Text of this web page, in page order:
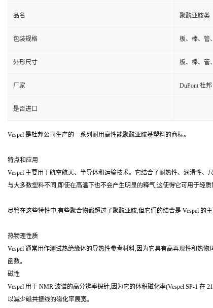
品名 聚酰亚胺类
包装规格 板、棒、管
外形尺寸 板、棒、管
厂家 DuPont 杜邦
是否进口
Vespel 是杜邦公司生产的一系列耐用高性能聚酰亚胺基塑料的商标。
特点和应用
Vespel 主要用于航空航天、半导体和运输技术。它结合了耐热性、润滑性、
与大多数塑料不同,即使在高温下也不会产生明显的释气,这使得它可用于轻
尽管在这些特性中,有些聚合物都超过了聚酰亚胺,但它们的结合是 Vespel 的主
热物理性质
Vespel 通常用作测试热绝缘体的导热性参考材料,因为它具有高再现性和热
函数。
磁性
Vespel 用于 NMR 波谱的高分辨率探针,因为它的体积磁化率(Vespel SP-1 在
以减少磁共振线的磁化率展宽。